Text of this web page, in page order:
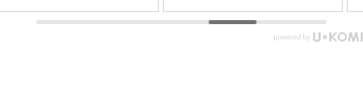
フェアトレード #fairtrade #
で可愛いいけど、刺繍面を
前にした時はリネンジレと